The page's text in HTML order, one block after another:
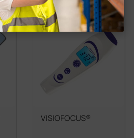
VISIOFOCUS®
más opciones